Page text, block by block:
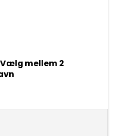
mellem 2